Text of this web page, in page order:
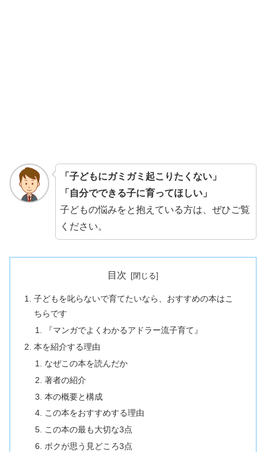
「子どもにガミガミ起こりたくない」
「自分でできる子に育ってほしい」
子どもの悩みをと抱えている方は、ぜひご覧
ください。
目次
子どもを叱らないで育てたいなら、おすすめの本はこ
ちらです
『マンガでよくわかるアドラー流子育て』
本を紹介する理由
なぜこの本を読んだか
著者の紹介
本の概要と構成
この本をおすすめする理由
この本の最も大切な3点
ボクが思う見どころ3点